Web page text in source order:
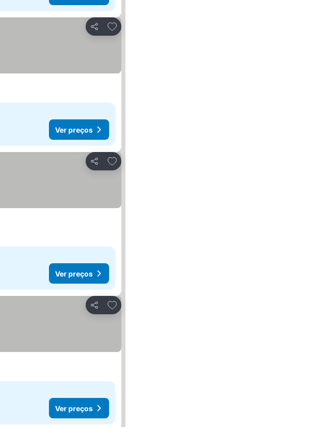
Partilhar
Adicionar aos favoritos
Ver preços
Partilhar
Adicionar aos favoritos
Ver preços
Partilhar
Adicionar aos favoritos
Ver preços